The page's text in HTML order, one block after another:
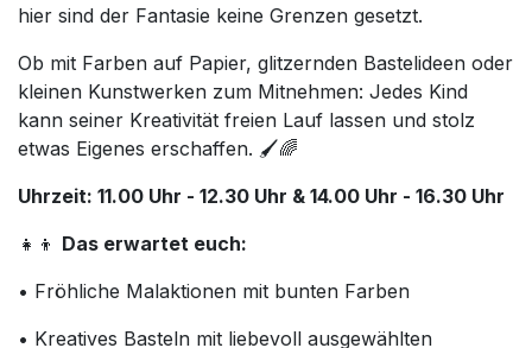
hier sind der Fantasie keine Grenzen gesetzt.
Ob mit Farben auf Papier, glitzernden Bastelideen oder
kleinen Kunstwerken zum Mitnehmen: Jedes Kind
kann seiner Kreativität freien Lauf lassen und stolz
etwas Eigenes erschaffen. 🖌️🌈
Uhrzeit: 11.00 Uhr - 12.30 Uhr & 14.00 Uhr - 16.30 Uhr
👧👦 Das erwartet euch:
• Fröhliche Malaktionen mit bunten Farben
• Kreatives Basteln mit liebevoll ausgewählten